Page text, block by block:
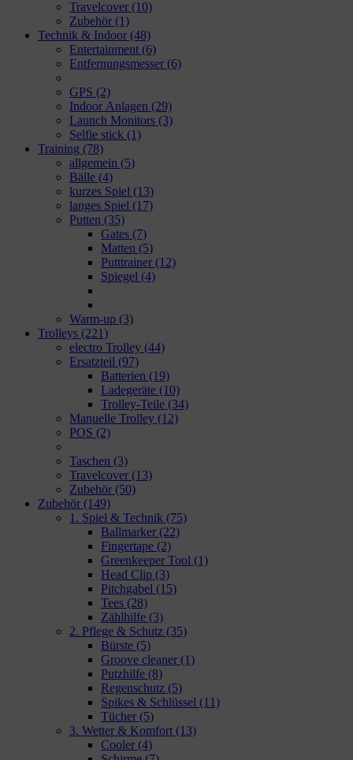
Travelcover (10)
Zubehör (1)
Technik & Indoor (48)
Entertainment (6)
Entfernungsmesser (6)
GPS (2)
Indoor Anlagen (29)
Launch Monitors (3)
Selfie stick (1)
Training (78)
allgemein (5)
Bälle (4)
kurzes Spiel (13)
langes Spiel (17)
Putten (35)
Gates (7)
Matten (5)
Putttrainer (12)
Spiegel (4)
Warm-up (3)
Trolleys (221)
electro Trolley (44)
Ersatzteil (97)
Batterien (19)
Ladegeräte (10)
Trolley-Teile (34)
Manuelle Trolley (12)
POS (2)
Taschen (3)
Travelcover (13)
Zubehör (50)
Zubehör (149)
1. Spiel & Technik (75)
Ballmarker (22)
Fingertape (2)
Greenkeeper Tool (1)
Head Clip (3)
Pitchgabel (15)
Tees (28)
Zählhilfe (3)
2. Pflege & Schutz (35)
Bürste (5)
Groove cleaner (1)
Putzhilfe (8)
Regenschutz (5)
Spikes & Schlüssel (11)
Tücher (5)
3. Wetter & Komfort (13)
Cooler (4)